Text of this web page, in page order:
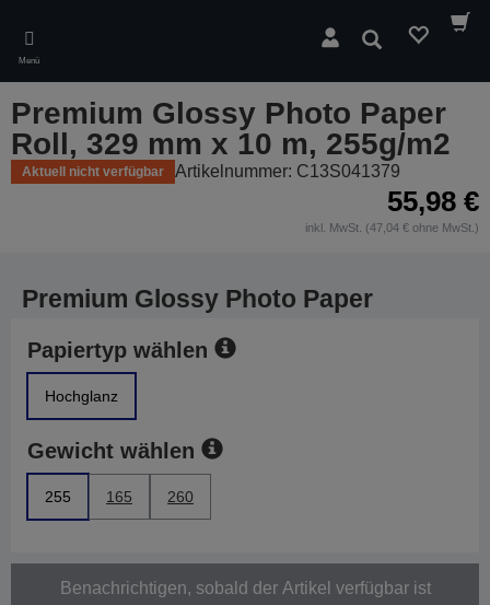
main
content
Menü
Suchen
Premium Glossy Photo Paper
Roll, 329 mm x 10 m, 255g/m2
Aktuell nicht verfügbar Artikelnummer: C13S041379
55,98 €
inkl. MwSt. (47,04 € ohne MwSt.)
Premium Glossy Photo Paper
Papiertyp wählen
Hochglanz
Gewicht wählen
255 165 260
Benachrichtigen, sobald der Artikel verfügbar ist